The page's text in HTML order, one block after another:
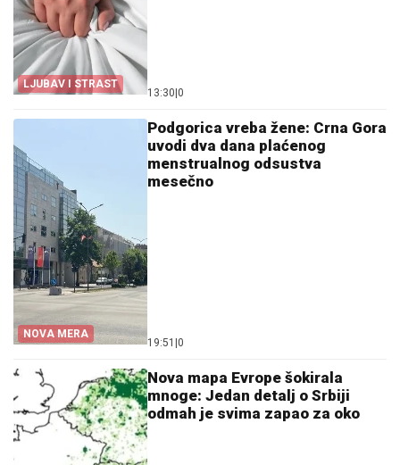
LJUBAV I STRAST
13:30 0
NOVA MERA
Podgorica vreba žene: Crna Gora
uvodi dva dana plaćenog
menstrualnog odsustva
mesečno
19:51 0
Nova mapa Evrope šokirala
mnoge: Jedan detalj o Srbiji
odmah je svima zapao za oko